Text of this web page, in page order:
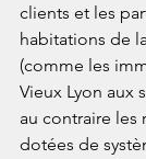
clients et les
habitations de
(comme les
Vieux Lyon aux
au contraire les
dotées de